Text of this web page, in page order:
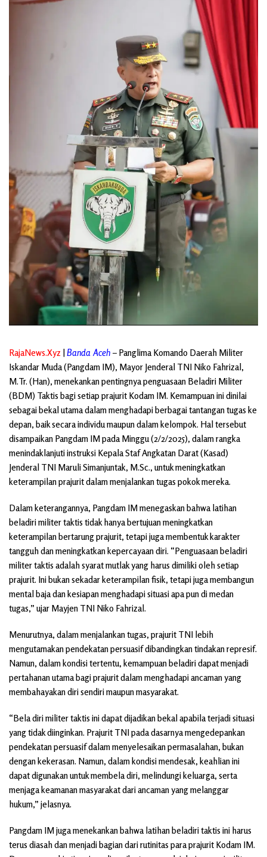
RajaNews.Xyz Banda Aceh – Panglima Komando Daerah Militer
Iskandar Muda (Pangdam IM), Mayor Jenderal TNI Niko Fahrizal,
M.Tr. (Han), menekankan pentingnya penguasaan Beladiri Militer
(BDM) Taktis bagi setiap prajurit Kodam IM. Kemampuan ini dinilai
sebagai bekal utama dalam menghadapi berbagai tantangan tugas ke
depan, baik secara individu maupun dalam kelompok. Hal tersebut
disampaikan Pangdam IM pada Minggu (2/2/2025), dalam rangka
menindaklanjuti instruksi Kepala Staf Angkatan Darat (Kasad)
Jenderal TNI Maruli Simanjuntak, M.Sc., untuk meningkatkan
keterampilan prajurit dalam menjalankan tugas pokok mereka.
Dalam keterangannya, Pangdam IM menegaskan bahwa latihan
beladiri militer taktis tidak hanya bertujuan meningkatkan
keterampilan bertarung prajurit, tetapi juga membentuk karakter
tangguh dan meningkatkan kepercayaan diri. “Penguasaan beladiri
militer taktis adalah syarat mutlak yang harus dimiliki oleh setiap
prajurit. Ini bukan sekadar keterampilan fisik, tetapi juga membangun
mental baja dan kesiapan menghadapi situasi apa pun di medan
tugas,” ujar Mayjen TNI Niko Fahrizal.
Menurutnya, dalam menjalankan tugas, prajurit TNI lebih
mengutamakan pendekatan persuasif dibandingkan tindakan represif.
Namun, dalam kondisi tertentu, kemampuan beladiri dapat menjadi
pertahanan utama bagi prajurit dalam menghadapi ancaman yang
membahayakan diri sendiri maupun masyarakat.
“Bela diri militer taktis ini dapat dijadikan bekal apabila terjadi situasi
yang tidak diinginkan. Prajurit TNI pada dasarnya mengedepankan
pendekatan persuasif dalam menyelesaikan permasalahan, bukan
dengan kekerasan. Namun, dalam kondisi mendesak, keahlian ini
dapat digunakan untuk membela diri, melindungi keluarga, serta
menjaga keamanan masyarakat dari ancaman yang melanggar
hukum,” jelasnya.
Pangdam IM juga menekankan bahwa latihan beladiri taktis ini harus
terus diasah dan menjadi bagian dari rutinitas para prajurit Kodam IM.